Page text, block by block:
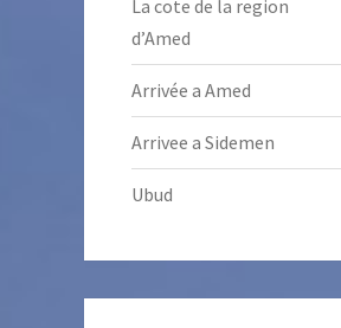
La cote de la region
d’Amed
Arrivée a Amed
Arrivee a Sidemen
Ubud